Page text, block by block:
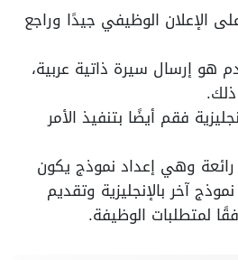
الإعلان الوظيفي جيدًا وراجع
هو إرسال سيرة ذاتية عربية،
فقم أيضًا بتنفيذ الأمر
وهي إعداد نموذج يكون
آخر بالإنجليزية وتقديم
لمتطلبات الوظيفة.